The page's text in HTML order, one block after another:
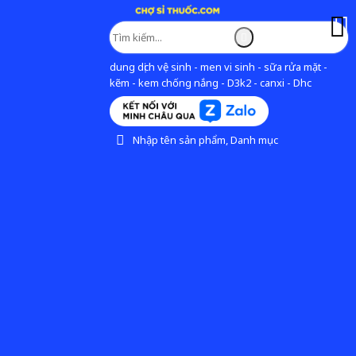
dung dịch vệ sinh - men vi sinh - sữa rửa mặt -
kẽm - kem chống nắng - D3k2 - canxi - Dhc
Nhập tên sản phẩm, Danh mục